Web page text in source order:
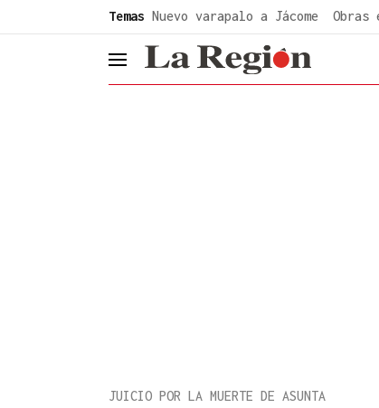
Temas Nuevo varapalo a Jácome Obras
header.menu.open
JUICIO POR LA MUERTE DE ASUNTA